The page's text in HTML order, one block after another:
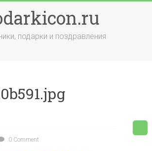
подарки и поздравления
0 Comment